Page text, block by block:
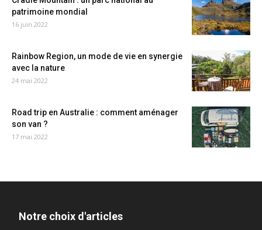
patrimoine mondial
16 juin 2022
Rainbow Region, un mode de vie en synergie
avec la nature
24 mai 2022
Road trip en Australie : comment aménager
son van ?
17 mai 2022
Notre choix d'articles